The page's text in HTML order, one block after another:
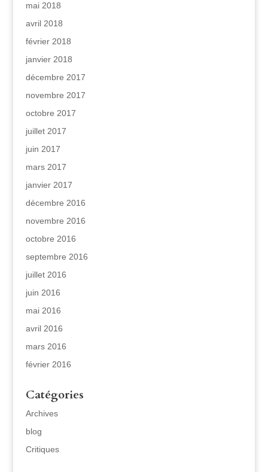
mai 2018
avril 2018
février 2018
janvier 2018
décembre 2017
novembre 2017
octobre 2017
juillet 2017
juin 2017
mars 2017
janvier 2017
décembre 2016
novembre 2016
octobre 2016
septembre 2016
juillet 2016
juin 2016
mai 2016
avril 2016
mars 2016
février 2016
Catégories
Archives
blog
Critiques